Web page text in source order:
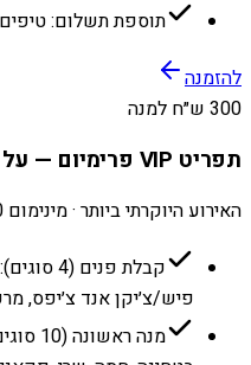
תוספת תשלום:
להזמנה
300 ש״ח למנה
תפריט VIP פרימיום — על האש בשרים מובחרים
האירוע היוקרתי ביותר · מינימום 100 מנות
קבלת
פיש/צ׳יקן אנד צ׳יפס,
מנה